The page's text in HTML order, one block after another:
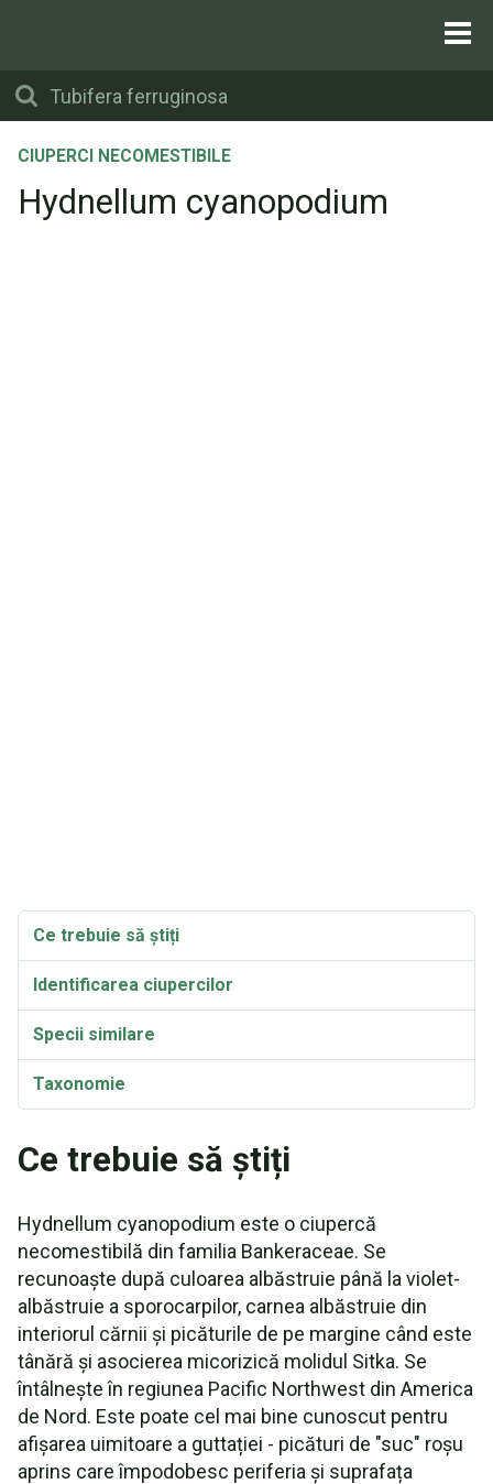
CIUPERCI NECOMESTIBILE
Hydnellum cyanopodium
Ce trebuie să știți
Identificarea ciupercilor
Specii similare
Taxonomie
Ce trebuie să știți
Hydnellum cyanopodium este o ciupercă
necomestibilă din familia Bankeraceae. Se
recunoaște după culoarea albăstruie până la violet-
albăstruie a sporocarpilor, carnea albăstruie din
interiorul cărnii și picăturile de pe margine când este
tânără și asocierea micorizică molidul Sitka. Se
întâlnește în regiunea Pacific Northwest din America
de Nord. Este poate cel mai bine cunoscut pentru
afișarea uimitoare a guttației - picături de "suc" roșu
aprins care împodobesc periferia și suprafața